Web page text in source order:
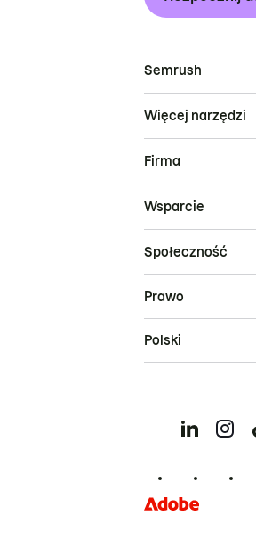
Semrush
Więcej narzędzi
Firma
Wsparcie
Społeczność
Prawo
Polski